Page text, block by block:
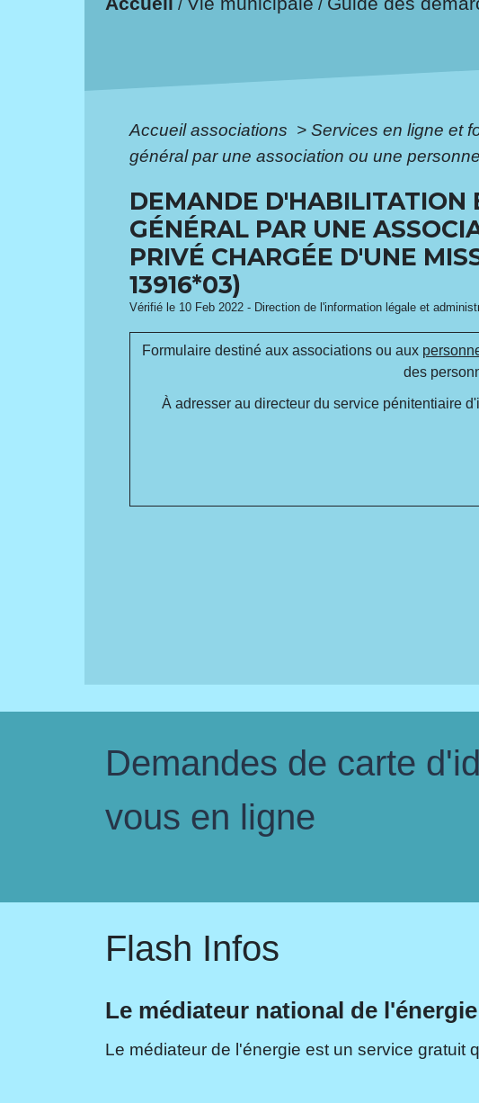
/ /
Accueil associations > Services en ligne et
général par une association ou une
DEMANDE D'HABILITATION
GÉNÉRAL PAR UNE
PRIVÉ CHARGÉE D'UNE
13916*03)
Vérifié le 10 Feb 2022 - Direction de l'information légale et
Formulaire destiné aux associations ou aux
des
À adresser au directeur du service pénitentiaire
Demandes de carte
vous en ligne
Flash Infos
Le médiateur national de l'énergie
Le médiateur de l'énergie est un service gratuit